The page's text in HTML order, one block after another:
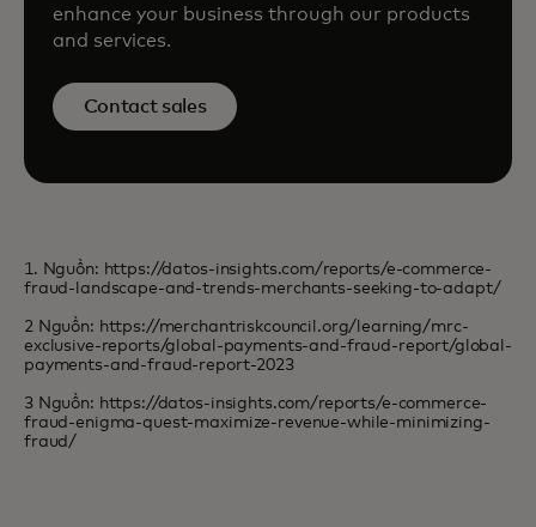
enhance your business through our products
and services.
Contact sales
1. Nguồn: https://datos-insights.com/reports/e-commerce-
fraud-landscape-and-trends-merchants-seeking-to-adapt/
2 Nguồn: https://merchantriskcouncil.org/learning/mrc-
exclusive-reports/global-payments-and-fraud-report/global-
payments-and-fraud-report-2023
3 Nguồn: https://datos-insights.com/reports/e-commerce-
fraud-enigma-quest-maximize-revenue-while-minimizing-
fraud/